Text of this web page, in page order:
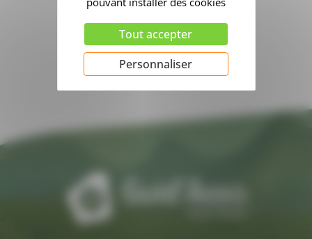
Tout accepter
Personnaliser